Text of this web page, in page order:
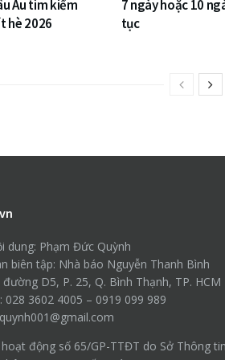
Âu tìm kiếm
hè 2026
7 ngày hoặc 10
tục
dung: Phạm Đức Quỳnh
biên tập: Nhà báo Nguyễn Thanh Bình
D5, P. 25, Q. Bình Thạnh, TP. HCM
028 3602 4005 – 0919 099 989
hoạt động số 65/GP-TTĐT do Sở Thông tin